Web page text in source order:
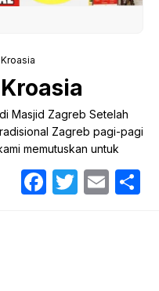
Masjid Zagreb Setelah
Zagreb pagi-pagi
memutuskan untuk